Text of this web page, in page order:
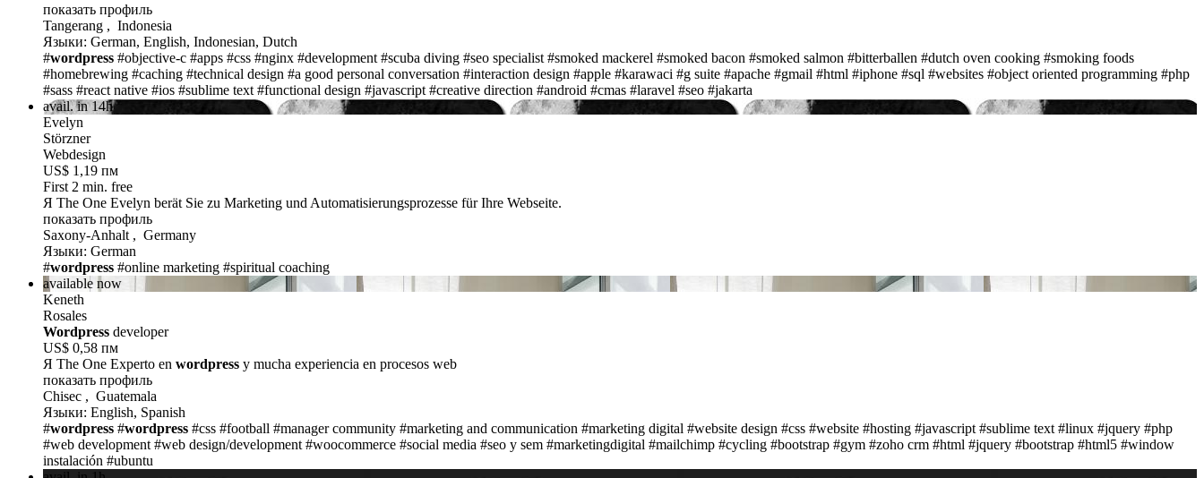
показать профиль
Tangerang , Indonesia
Языки: German, English, Indonesian, Dutch
#wordpress #objective-c #apps #css #nginx #development #scuba diving #seo specialist #smoked mackerel #smoked bacon #smoked salmon #bitterballen #dutch oven cooking #smoking foods
#homebrewing #caching #technical design #a good personal conversation #interaction design #apple #karawaci #g suite #apache #gmail #html #iphone #sql #websites #object oriented programming #php
#sass #react native #ios #sublime text #functional design #javascript #creative direction #android #cmas #laravel #seo #jakarta
avail. in 14h
Evelyn
Störzner
Webdesign
US$ 1,19 пм
First 2 min. free
Я The One Evelyn berät Sie zu Marketing und Automatisierungsprozesse für Ihre Webseite.
показать профиль
Saxony-Anhalt , Germany
Языки: German
#wordpress #online marketing #spiritual coaching
available now
Keneth
Rosales
Wordpress developer
US$ 0,58 пм
Я The One Experto en wordpress y mucha experiencia en procesos web
показать профиль
Chisec , Guatemala
Языки: English, Spanish
#wordpress #wordpress #css #football #manager community #marketing and communication #marketing digital #website design #css #website #hosting #javascript #sublime text #linux #jquery #php
#web development #web design/development #woocommerce #social media #seo y sem #marketingdigital #mailchimp #cycling #bootstrap #gym #zoho crm #html #jquery #bootstrap #html5 #window
instalación #ubuntu